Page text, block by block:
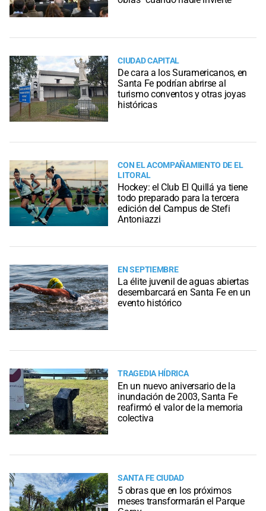
CIUDAD CAPITAL
De cara a los Suramericanos, en
Santa Fe podrían abrirse al
turismo conventos y otras joyas
históricas
CON EL ACOMPAÑAMIENTO DE EL
LITORAL
Hockey: el Club El Quillá ya tiene
todo preparado para la tercera
edición del Campus de Stefi
Antoniazzi
EN SEPTIEMBRE
La élite juvenil de aguas abiertas
desembarcará en Santa Fe en un
evento histórico
TRAGEDIA HÍDRICA
En un nuevo aniversario de la
inundación de 2003, Santa Fe
reafirmó el valor de la memoria
colectiva
SANTA FE CIUDAD
5 obras que en los próximos
meses transformarán el Parque